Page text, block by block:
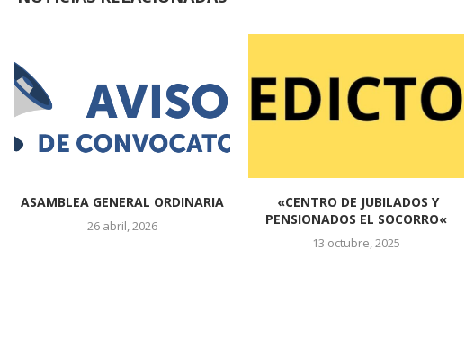
ASAMBLEA GENERAL ORDINARIA
26 abril, 2026
«CENTRO DE JUBILADOS Y
PENSIONADOS EL SOCORRO«
13 octubre, 2025